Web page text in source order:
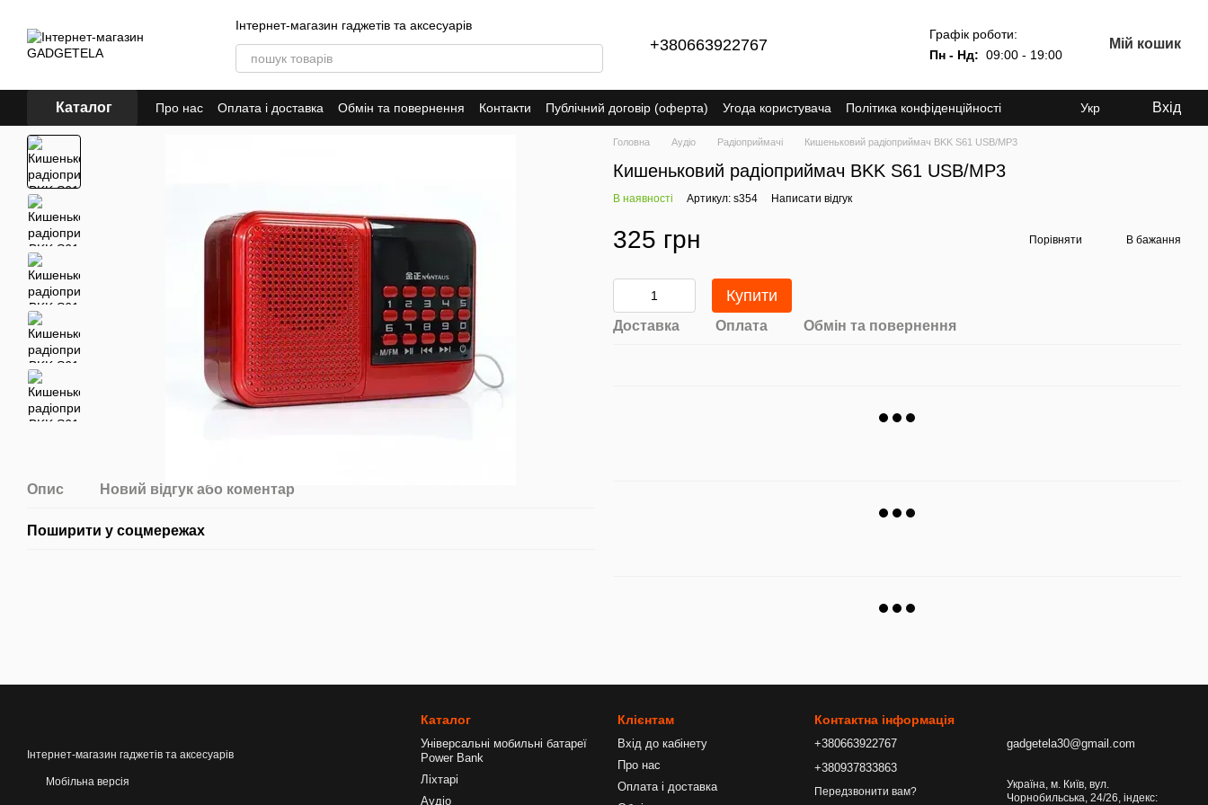
Інтернет-магазин гаджетів та аксесуарів
+380663922767
Графік роботи:
Пн - Нд: 09:00 - 19:00
Мій кошик
Каталог Про нас Оплата і доставка Обмін та повернення Контакти Публічний договір (оферта) Угода користувача Політика конфіденційності Укр Вхід
Опис Новий відгук або коментар
Поширити у соцмережах
Головна Аудіо Радіоприймачі Кишеньковий радіоприймач BKK S61 USB/MP3
Кишеньковий радіоприймач BKK S61 USB/MP3
В наявності Артикул: s354 Написати відгук
325 грн Порівняти В бажання
Купити
Доставка Оплата Обмін та повернення
Інтернет-магазин гаджетів та аксесуарів
Мобільна версія
Каталог
Універсальні мобильні батареї
Power Bank
Ліхтарі
Аудіо
Клієнтам
Вхід до кабінету
Про нас
Оплата і доставка
Контактна інформація
+380663922767
+380937833863
Передзвонити вам?
gadgetela30@gmail.com
Україна, м. Київ, вул.
Чорнобильська, 24/26, індекс: